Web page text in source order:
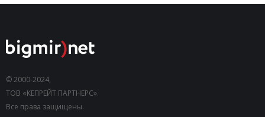
© 2000-2024,
ТОВ «КЕПРЕЙТ ПАРТНЕРС».
Все права защищены.